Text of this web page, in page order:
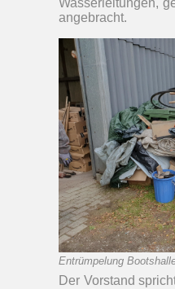
Wasserleitungen,
angebracht.
Entrümpelung
Der Vorstand